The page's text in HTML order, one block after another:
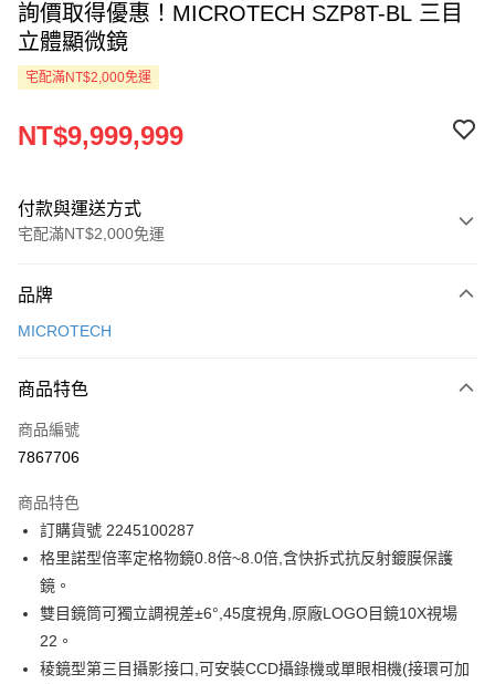
詢價取得優惠！MICROTECH SZP8T-BL 三目
立體顯微鏡
宅配滿NT$2,000免運
NT$9,999,999
付款與運送方式
宅配滿NT$2,000免運
信用卡一次付款
Apple Pay
ATM付款
郵寄到府(台灣本島適用)
每筆NT$100，滿NT$2,000(含以上)免運費
台灣離島寄送(基本運費100元+離島加收80元)
每筆NT$180，滿NT$2,000(含以上)免運費
品牌
MICROTECH
商品特色
商品編號
7867706
商品特色
訂購貨號 2245100287
格里諾型倍率定格物鏡0.8倍~8.0倍,含快拆式抗反射鍍膜保護
鏡。
雙目鏡筒可獨立調視差±6°,45度視角,原廠LOGO目鏡10X視場
22。
稜鏡型第三目攝影接口,可安裝CCD攝錄機或單眼相機(接環可加